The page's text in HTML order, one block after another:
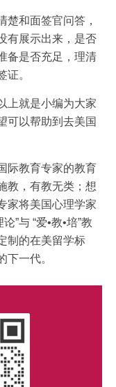
楚和面签官问答，
有展示出来，是否
备是否充足，理清
证。
上就是小编为大家
可以帮助到去美国
际教育专家的教育
教，有教无类；想
家将美国心理学家
”与 “爱•教•培”教
制的在美留学标
下一代。